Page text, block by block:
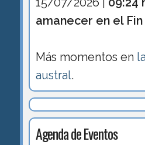
amanecer en el
Más momentos en
austral.
Agenda de Eventos